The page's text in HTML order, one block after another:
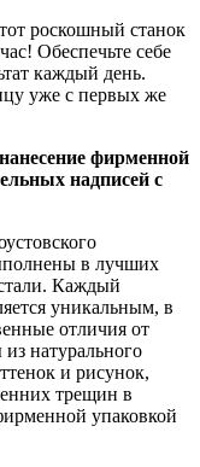
роскошный станок
Обеспечьте себе
каждый день.
уже с первых же
фирменной
надписей с
в лучших
Каждый
уникальным, в
отличия от
натурального
и рисунок,
трещин в
упаковкой